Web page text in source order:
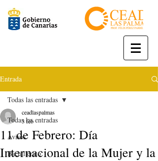
Entrada
Todas las entradas
Avisos
Bachillerato
Todas las entradas
11 de Febrero: Día
Internacional de la Mujer y la
ceadlaspalmas
3 feb